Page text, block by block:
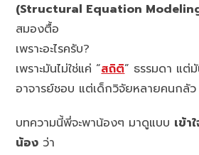
(Structural Equation
สมองตื้อ
เพราะอะไรครับ?
เพราะมันไม่ใช่แค่ “สถิติ” ธรรมดา แต่
อาจารย์ชอบ แต่เด็กวิจัยหลายคนกลัว
บทความนี้พี่จะพาน้องๆ มาดูแบบ เข้า
น้อง ว่า